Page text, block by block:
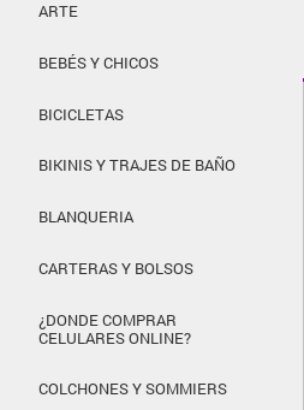
ARTE
BEBÉS Y CHICOS
BICICLETAS
BIKINIS Y TRAJES DE BAÑO
BLANQUERIA
CARTERAS Y BOLSOS
¿DONDE COMPRAR
CELULARES ONLINE?
COLCHONES Y SOMMIERS